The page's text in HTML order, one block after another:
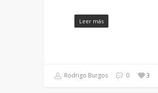
Leer más
Rodrigo Burgos 0 3